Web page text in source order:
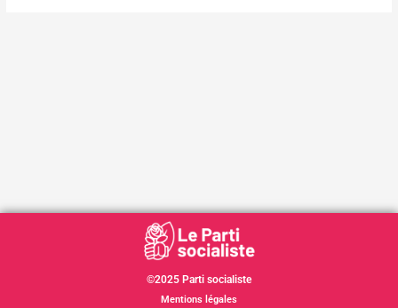
©2025 Parti socialiste
Mentions légales